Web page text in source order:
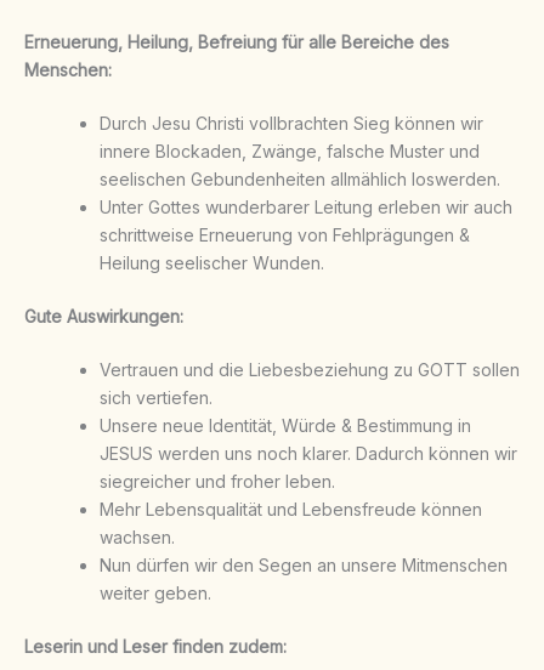
Erneuerung, Heilung, Befreiung für alle Bereiche des
Menschen:
Durch Jesu Christi vollbrachten Sieg können wir
innere Blockaden, Zwänge, falsche Muster und
seelischen Gebundenheiten allmählich loswerden.
Unter Gottes wunderbarer Leitung erleben wir auch
schrittweise Erneuerung von Fehlprägungen &
Heilung seelischer Wunden.
Gute Auswirkungen:
Vertrauen und die Liebesbeziehung zu GOTT sollen
sich vertiefen.
Unsere neue Identität, Würde & Bestimmung in
JESUS werden uns noch klarer. Dadurch können wir
siegreicher und froher leben.
Mehr Lebensqualität und Lebensfreude können
wachsen.
Nun dürfen wir den Segen an unsere Mitmenschen
weiter geben.
Leserin und Leser finden zudem: